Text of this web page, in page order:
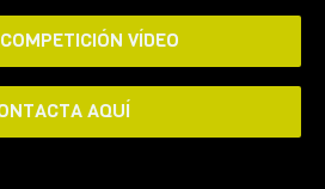
VÍDEO
AQUÍ